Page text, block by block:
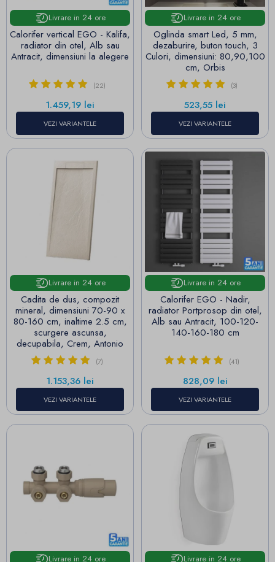
Livrare in 24 ore
Calorifer vertical EGO - Kalifa,
radiator din otel, Alb sau
Antracit, dimensiuni la alegere
(22)
Pret
1.459,19 lei
VEZI VARIANTELE
Livrare in 24 ore
Oglinda smart Led, 5 mm,
dezaburire, buton touch, 3
Culori, dimensiuni: 80,90,100
cm, Orbis
(3)
Pret
523,55 lei
VEZI VARIANTELE
Livrare in 24 ore
Cadita de dus, compozit
mineral, dimensiuni 70-90 x
80-160 cm, inaltime 2.5 cm,
scurgere ascunsa,
decupabila, Crem, Antonio
(7)
Pret
1.153,36 lei
VEZI VARIANTELE
Livrare in 24 ore
Calorifer EGO - Nadir,
radiator Portprosop din otel,
Alb sau Antracit, 100-120-
140-160-180 cm
(41)
Pret
828,09 lei
VEZI VARIANTELE
Livrare in 24 ore Livrare in 24 ore